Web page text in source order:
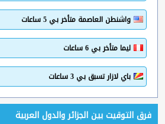
واشنطن العاصمة متأخر بي 5 ساعات
ليما متأخر بي 6 ساعات
باي لازار تسبق بي 3 ساعات
فرق التوقيت بين الجزائر والدول العربية